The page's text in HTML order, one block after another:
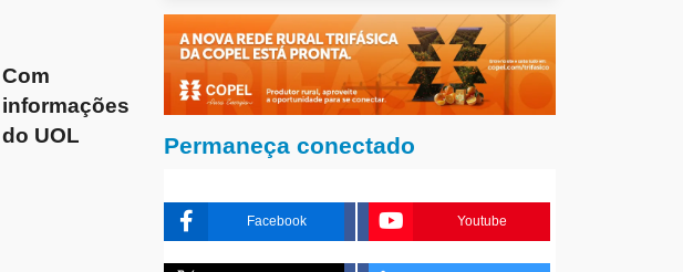
Com
informações
do UOL
Permaneça conectado
Facebook Youtube